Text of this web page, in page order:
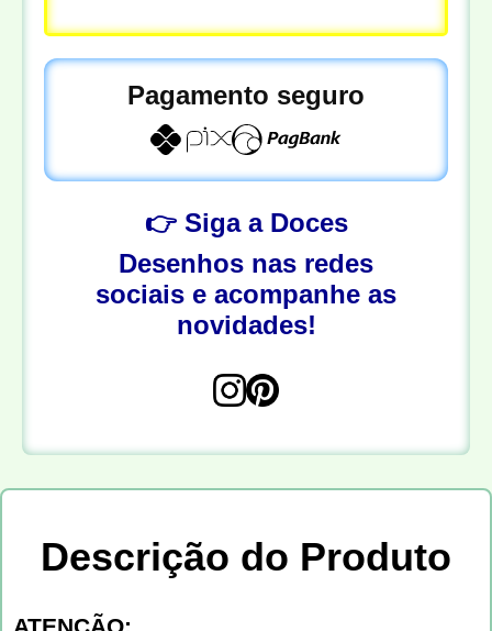
Pagamento seguro
👉 Siga a Doces
Desenhos nas redes
sociais e acompanhe as
novidades!
Descrição do Produto
ATENÇÃO: